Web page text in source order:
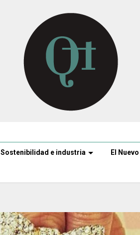
Sostenibilidad e industria El